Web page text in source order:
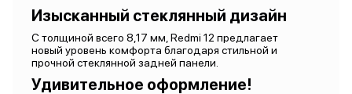
Изысканный стеклянный дизайн
С толщиной всего 8,17 мм, Redmi 12 предлагает
новый уровень комфорта благодаря стильной и
прочной стеклянной задней панели.
Удивительное оформление!